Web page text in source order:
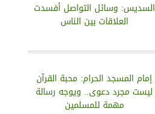
السديس: وسائل التواصل أفسدت
العلاقات بين الناس
إمام المسجد الحرام: محبة القرآن
ليست مجرد دعوى.. ويوجه رسالة
مهمة للمسلمين